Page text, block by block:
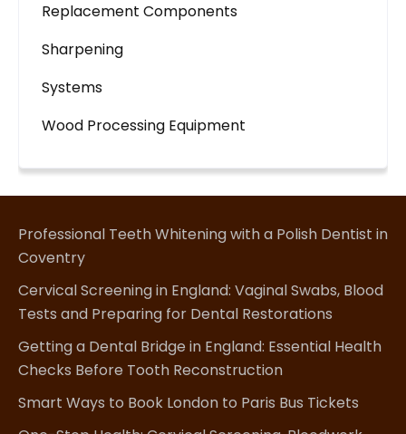
Replacement Components
Sharpening
Systems
Wood Processing Equipment
Professional Teeth Whitening with a Polish Dentist in
Coventry
Cervical Screening in England: Vaginal Swabs, Blood
Tests and Preparing for Dental Restorations
Getting a Dental Bridge in England: Essential Health
Checks Before Tooth Reconstruction
Smart Ways to Book London to Paris Bus Tickets